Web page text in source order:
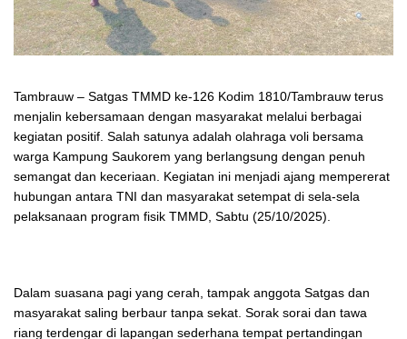
Tambrauw – Satgas TMMD ke-126 Kodim 1810/Tambrauw terus
menjalin kebersamaan dengan masyarakat melalui berbagai
kegiatan positif. Salah satunya adalah olahraga voli bersama
warga Kampung Saukorem yang berlangsung dengan penuh
semangat dan keceriaan. Kegiatan ini menjadi ajang mempererat
hubungan antara TNI dan masyarakat setempat di sela-sela
pelaksanaan program fisik TMMD, Sabtu (25/10/2025).
Dalam suasana pagi yang cerah, tampak anggota Satgas dan
masyarakat saling berbaur tanpa sekat. Sorak sorai dan tawa
riang terdengar di lapangan sederhana tempat pertandingan